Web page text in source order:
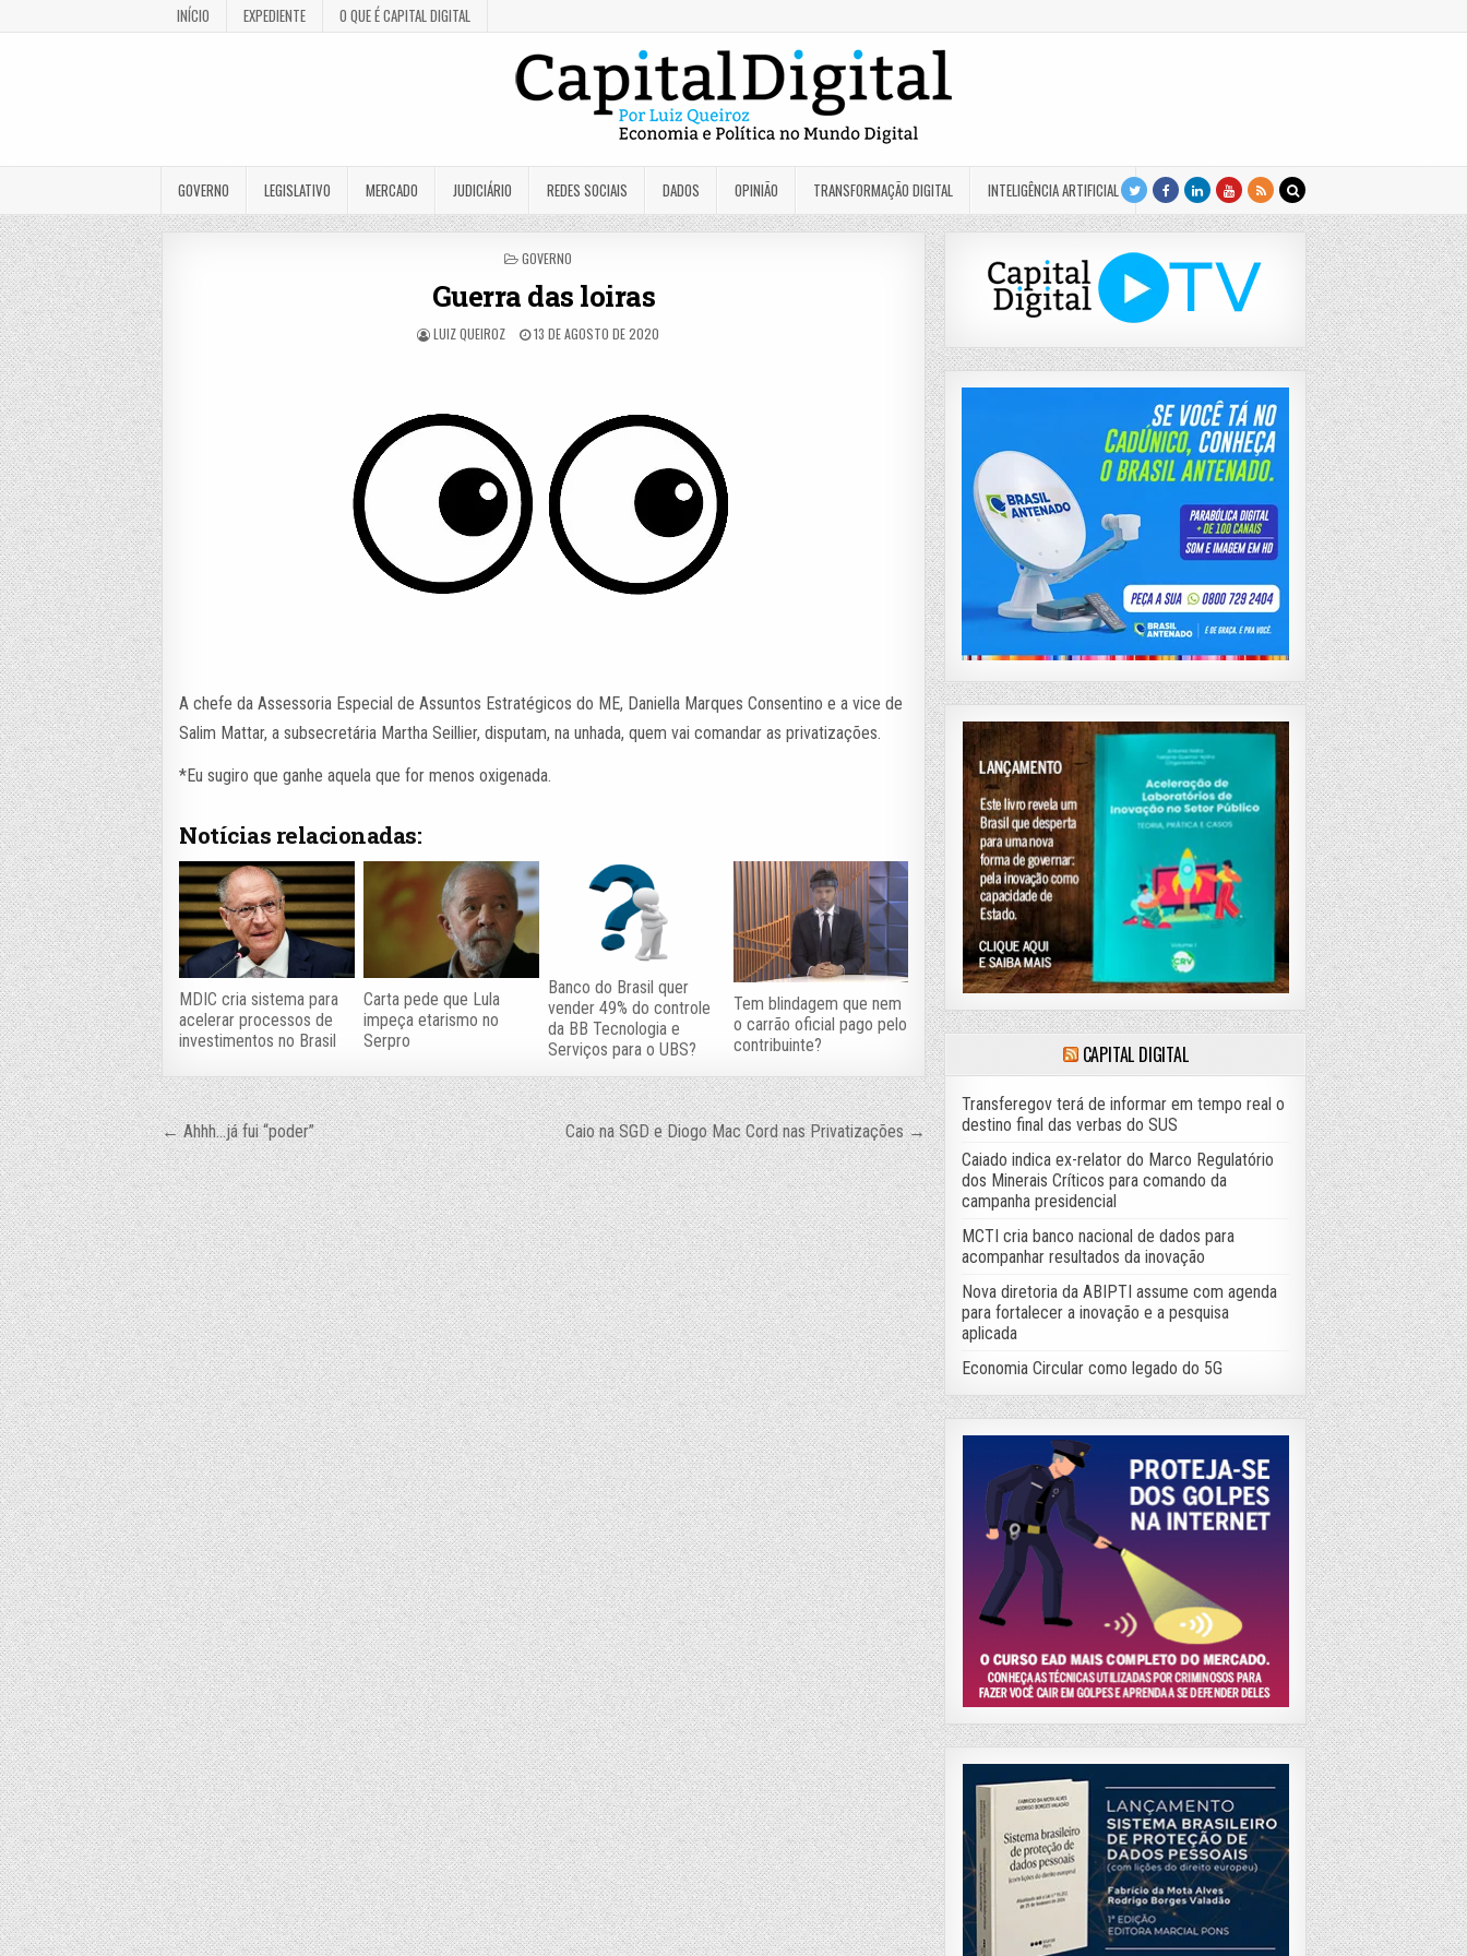
INÍCIO EXPEDIENTE O QUE É CAPITAL DIGITAL
GOVERNO LEGISLATIVO MERCADO JUDICIÁRIO REDES SOCIAIS DADOS OPINIÃO TRANSFORMAÇÃO DIGITAL INTELIGÊNCIA ARTIFICIAL
POSTED
GOVERNO
Guerra das loiras
LUIZ QUEIROZ 13 DE AGOSTO DE 2020
A chefe da Assessoria Especial de Assuntos Estratégicos do ME, Daniella Marques Consentino e a vice de
Salim Mattar, a subsecretária Martha Seillier, disputam, na unhada, quem vai comandar as privatizações.
*Eu sugiro que ganhe aquela que for menos oxigenada.
Notícias relacionadas:
MDIC cria sistema para
acelerar processos de
investimentos no Brasil
Carta pede que Lula
impeça etarismo no
Serpro
Banco do Brasil quer
vender 49% do controle
da BB Tecnologia e
Serviços para o UBS?
Tem blindagem que nem
o carrão oficial pago pelo
contribuinte?
Navegação
de
Post
← Ahhh…já fui “poder” Caio na SGD e Diogo Mac Cord nas Privatizações →
CAPITAL DIGITAL
Transferegov terá de informar em tempo real o
destino final das verbas do SUS
Caiado indica ex-relator do Marco Regulatório
dos Minerais Críticos para comando da
campanha presidencial
MCTI cria banco nacional de dados para
acompanhar resultados da inovação
Nova diretoria da ABIPTI assume com agenda
para fortalecer a inovação e a pesquisa
aplicada
Economia Circular como legado do 5G